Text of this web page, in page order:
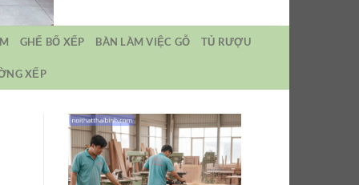
GHẾ BỐ XẾP BÀN LÀM VIỆC GỖ TỦ RƯỢU
XẾP